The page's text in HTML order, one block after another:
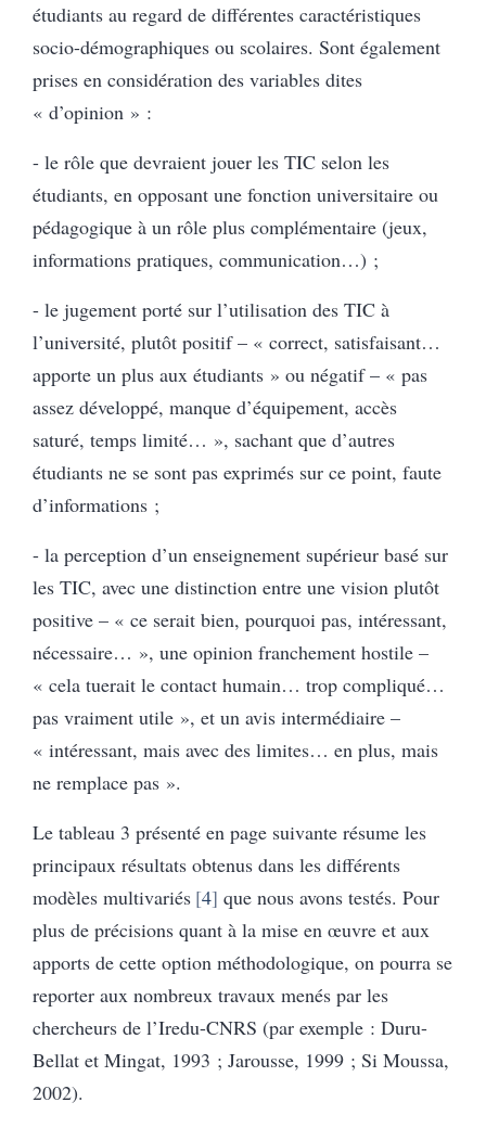
étudiants au regard de différentes caractéristiques
socio-démographiques ou scolaires. Sont également
prises en considération des variables dites
« d’opinion » :
- le rôle que devraient jouer les TIC selon les
étudiants, en opposant une fonction universitaire ou
pédagogique à un rôle plus complémentaire (jeux,
informations pratiques, communication…) ;
- le jugement porté sur l’utilisation des TIC à
l’université, plutôt positif – « correct, satisfaisant…
apporte un plus aux étudiants » ou négatif – « pas
assez développé, manque d’équipement, accès
saturé, temps limité… », sachant que d’autres
étudiants ne se sont pas exprimés sur ce point, faute
d’informations ;
- la perception d’un enseignement supérieur basé sur
les TIC, avec une distinction entre une vision plutôt
positive – « ce serait bien, pourquoi pas, intéressant,
nécessaire… », une opinion franchement hostile –
« cela tuerait le contact humain… trop compliqué…
pas vraiment utile », et un avis intermédiaire –
« intéressant, mais avec des limites… en plus, mais
ne remplace pas ».
Le tableau 3 présenté en page suivante résume les
principaux résultats obtenus dans les différents
modèles multivariés 4 que nous avons testés. Pour
plus de précisions quant à la mise en œuvre et aux
apports de cette option méthodologique, on pourra se
reporter aux nombreux travaux menés par les
chercheurs de l’Iredu-CNRS (par exemple : Duru-
Bellat et Mingat, 1993 ; Jarousse, 1999 ; Si Moussa,
2002).